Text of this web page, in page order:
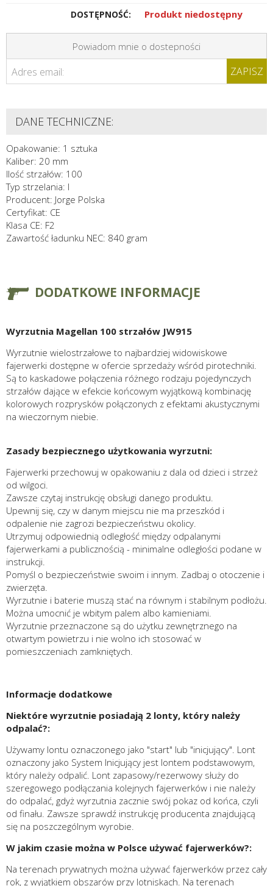
DOSTĘPNOŚĆ: Produkt niedostępny
Powiadom mnie o dostepności
Adres email: ZAPISZ
DANE TECHNICZNE:
Opakowanie: 1 sztuka
Kaliber: 20 mm
Ilość strzałów: 100
Typ strzelania: I
Producent: Jorge Polska
Certyfikat: CE
Klasa CE: F2
Zawartość ładunku NEC: 840 gram
DODATKOWE INFORMACJE
Wyrzutnia Magellan 100 strzałów JW915
Wyrzutnie wielostrzałowe to najbardziej widowiskowe
fajerwerki dostępne w ofercie sprzedaży wśród pirotechniki.
Są to kaskadowe połączenia różnego rodzaju pojedynczych
strzałów dające w efekcie końcowym wyjątkową kombinację
kolorowych rozprysków połączonych z efektami akustycznymi
na wieczornym niebie.
Zasady bezpiecznego użytkowania wyrzutni:
Fajerwerki przechowuj w opakowaniu z dala od dzieci i strzeż
od wilgoci.
Zawsze czytaj instrukcję obsługi danego produktu.
Upewnij się, czy w danym miejscu nie ma przeszkód i
odpalenie nie zagrozi bezpieczeństwu okolicy.
Utrzymuj odpowiednią odległość między odpalanymi
fajerwerkami a publicznością - minimalne odległości podane w
instrukcji.
Pomyśl o bezpieczeństwie swoim i innym. Zadbaj o otoczenie i
zwierzęta.
Wyrzutnie i baterie muszą stać na równym i stabilnym podłożu.
Można umocnić je wbitym palem albo kamieniami.
Wyrzutnie przeznaczone są do użytku zewnętrznego na
otwartym powietrzu i nie wolno ich stosować w
pomieszczeniach zamkniętych.
Informacje dodatkowe
Niektóre wyrzutnie posiadają 2 lonty, który należy
odpalać?:
Używamy lontu oznaczonego jako "start" lub "inicjujący". Lont
oznaczony jako System Inicjujący jest lontem podstawowym,
który należy odpalić. Lont zapasowy/rezerwowy służy do
szeregowego podłączania kolejnych fajerwerków i nie należy
do odpalać, gdyż wyrzutnia zacznie swój pokaz od końca, czyli
od finału. Zawsze sprawdź instrukcję producenta znajdującą
się na poszczególnym wyrobie.
W jakim czasie można w Polsce używać fajerwerków?:
Na terenach prywatnych można używać fajerwerków przez cały
rok, z wyjątkiem obszarów przy lotniskach. Na terenach